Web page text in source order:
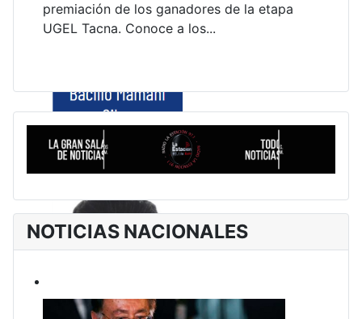
premiación de los ganadores de la etapa
UGEL Tacna. Conoce a los...
NOTICIAS NACIONALES